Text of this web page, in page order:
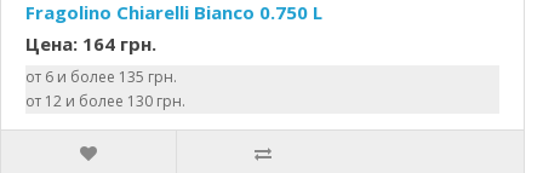
Fragolino Chiarelli Bianco 0.750 L
Цена: 164 грн.
от 6 и более 135 грн.
от 12 и более 130 грн.